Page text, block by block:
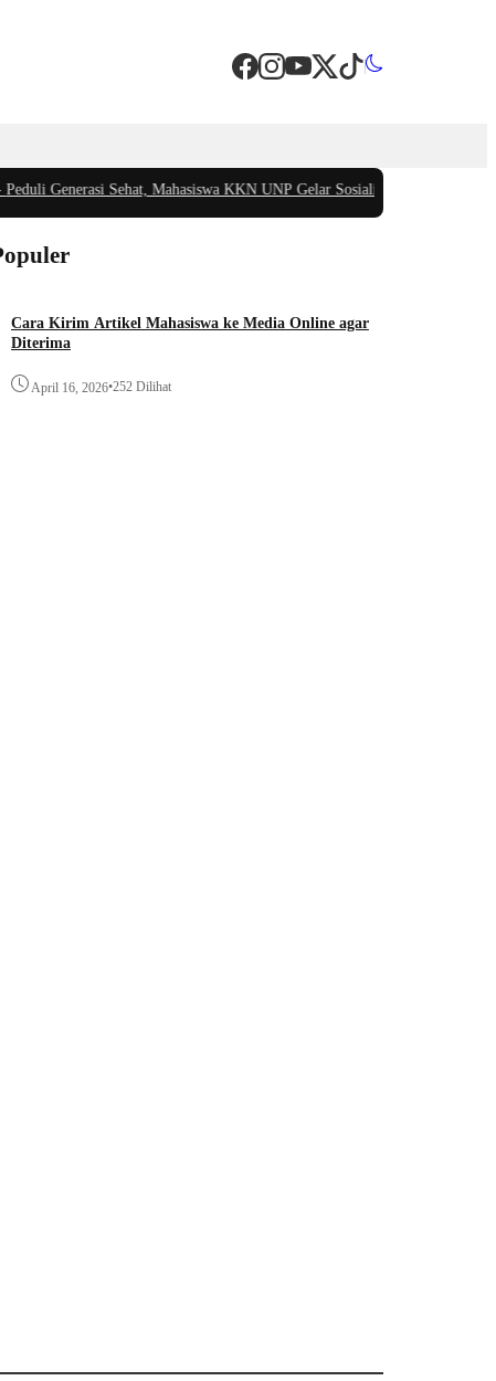
Generasi Sehat, Mahasiswa KKN UNP Gelar Sosialisasi Pencegahan
Cara Kirim Artikel Mahasiswa ke Media Online agar
Diterima
April 16, 2026•252 Dilihat